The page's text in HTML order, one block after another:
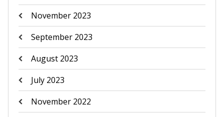
November 2023
September 2023
August 2023
July 2023
November 2022